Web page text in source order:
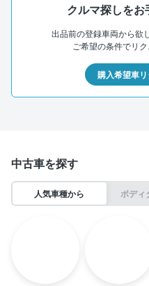
クルマ探しをお
出品前の登録車両から欲
ご希望の条件でリ
購入希望車
中古車を探す
人気車種から ボディ